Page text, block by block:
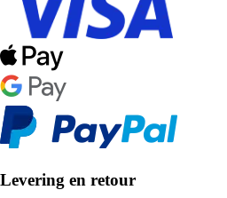
Levering en retour